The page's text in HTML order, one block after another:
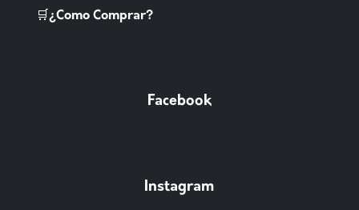
🛒¿Como Comprar?
Facebook
Instagram